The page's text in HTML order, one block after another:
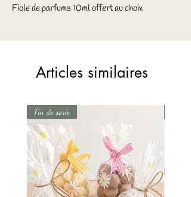
Fiole de parfums 10ml offert au choix
Articles similaires
Fin de serie